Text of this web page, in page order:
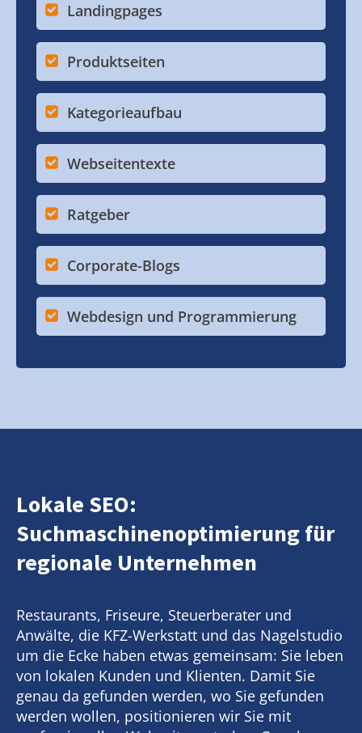
Landingpages
Produktseiten
Kategorieaufbau
Webseitentexte
Ratgeber
Corporate-Blogs
Webdesign und Programmierung
Lokale SEO:
Suchmaschinenoptimierung für
regionale Unternehmen
Restaurants, Friseure, Steuerberater und
Anwälte, die KFZ-Werkstatt und das Nagelstudio
um die Ecke haben etwas gemeinsam: Sie leben
von lokalen Kunden und Klienten. Damit Sie
genau da gefunden werden, wo Sie gefunden
werden wollen, positionieren wir Sie mit